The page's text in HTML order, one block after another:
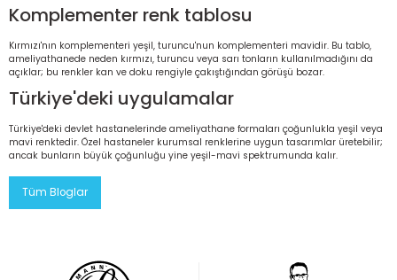
Komplementer renk tablosu
Kırmızı'nın komplementeri yeşil, turuncu'nun komplementeri mavidir. Bu tablo,
ameliyathanede neden kırmızı, turuncu veya sarı tonların kullanılmadığını da
açıklar; bu renkler kan ve doku rengiyle çakıştığından görüşü bozar.
Türkiye'deki uygulamalar
Türkiye'deki devlet hastanelerinde ameliyathane formaları çoğunlukla yeşil veya
mavi renktedir. Özel hastaneler kurumsal renklerine uygun tasarımlar üretebilir;
ancak bunların büyük çoğunluğu yine yeşil-mavi spektrumunda kalır.
Tüm Bloglar